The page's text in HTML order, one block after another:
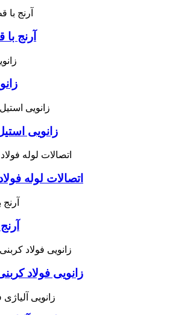
آرنج
زانویی
اتصالات لوله
زانویی فولاد